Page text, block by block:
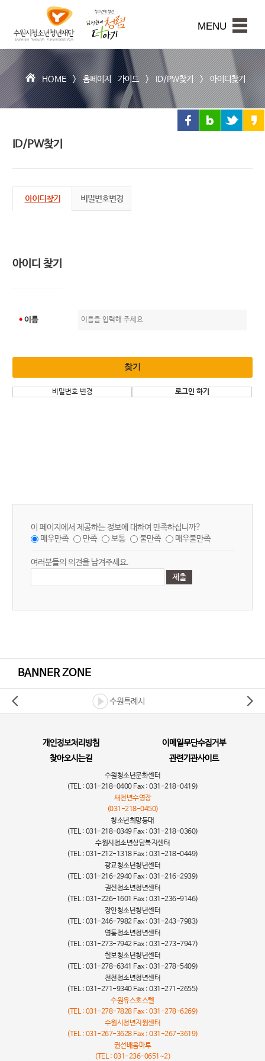
본문내용 바로가기
시
청
소
년
청
년
재
단
MENU
HOME >홈페이지 가이드>ID/PW찾기>아이디찾기
ID/PW찾기
아이디찾기 비밀번호변경
아이디 찾기
*이름
찾기
비밀번호 변경 로그인 하기
이 페이지에서 제공하는 정보에 대하여 만족하십니까?
매우만족
만족 보통 불만족 매우불만족
여러분들의 의견을 남겨주세요.
BANNER ZONE
수원특례시
개인정보처리방침
이메일무단수집거부
찾아오시는길
관련기관사이트
수원청소년문화센터
(TEL : 031-218-0400 Fax : 031-218-0419)
새천년수영장
(031-218-0450)
청소년희망등대
(TEL : 031-218-0349 Fax : 031-218-0360)
수원시청소년상담복지센터
(TEL : 031-212-1318 Fax : 031-218-0449)
광교청소년청년센터
(TEL : 031-216-2940 Fax : 031-216-2939)
권선청소년청년센터
(TEL : 031-226-1601 Fax : 031-236-9146)
장안청소년청년센터
(TEL : 031-246-7982 Fax : 031-243-7983)
영통청소년청년센터
(TEL : 031-273-7942 Fax : 031-273-7947)
칠보청소년청년센터
(TEL : 031-278-6341 Fax : 031-278-5409)
천천청소년청년센터
(TEL : 031-271-9340 Fax : 031-271-2655)
수원유스호스텔
(TEL : 031-278-7828 Fax : 031-278-6269)
수원시청년지원센터
(TEL : 031-267-3628 Fax : 031-267-3619)
권선배움마루
(TEL : 031-236-0651~2)